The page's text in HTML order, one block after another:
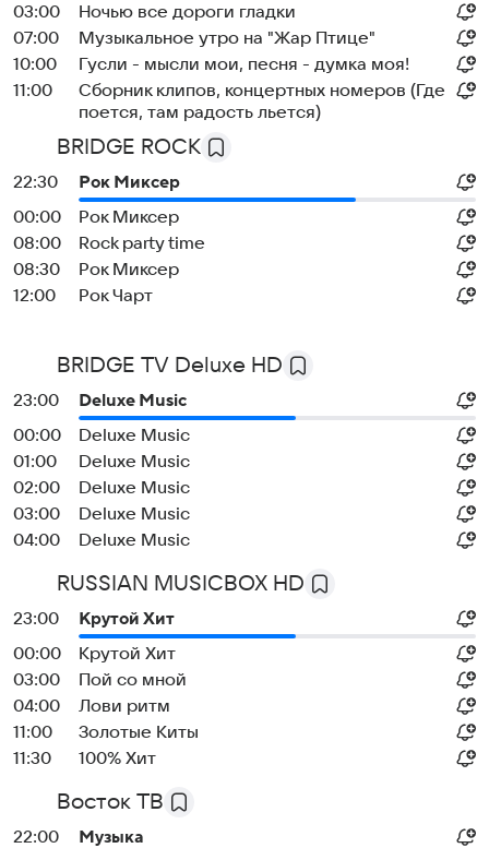
03:00
Ночью все дороги гладки
07:00
Музыкальное утро на "Жар Птице"
10:00
Гусли - мысли мои, песня - думка моя!
11:00
Сборник клипов, концертных номеров (Где
поется, там радость льется)
BRIDGE ROCK
22:30
Рок Миксер
00:00
Рок Миксер
08:00
Rock party time
08:30
Рок Миксер
12:00
Рок Чарт
BRIDGE TV Deluxe HD
23:00
Deluxe Music
00:00
Deluxe Music
01:00
Deluxe Music
02:00
Deluxe Music
03:00
Deluxe Music
04:00
Deluxe Music
RUSSIAN MUSICBOX HD
23:00
Крутой Хит
00:00
Крутой Хит
03:00
Пой со мной
04:00
Лови ритм
11:00
Золотые Киты
11:30
100% Хит
Восток ТВ
22:00
Музыка